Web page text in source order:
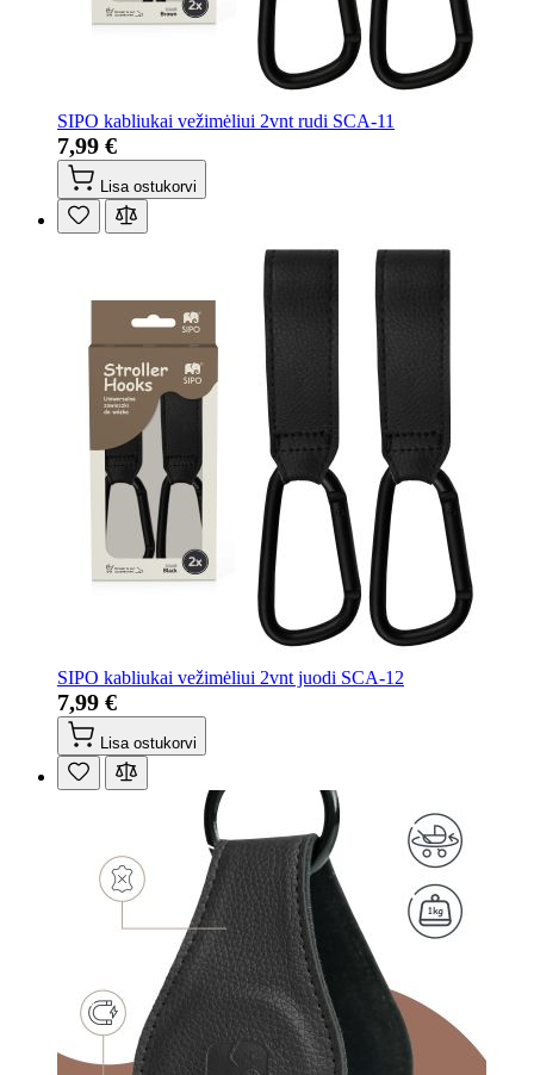
SIPO kabliukai vežimėliui 2vnt rudi SCA-11
7,99 €
Lisa ostukorvi
SIPO kabliukai vežimėliui 2vnt juodi SCA-12
7,99 €
Lisa ostukorvi